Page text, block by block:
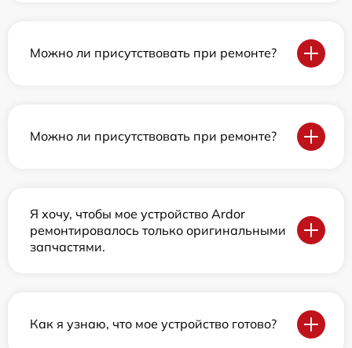
Можно ли присутствовать при ремонте?
Можно ли присутствовать при ремонте?
Я хочу, чтобы мое устройство Ardor
ремонтировалось только оригинальными
запчастями.
Как я узнаю, что мое устройство готово?